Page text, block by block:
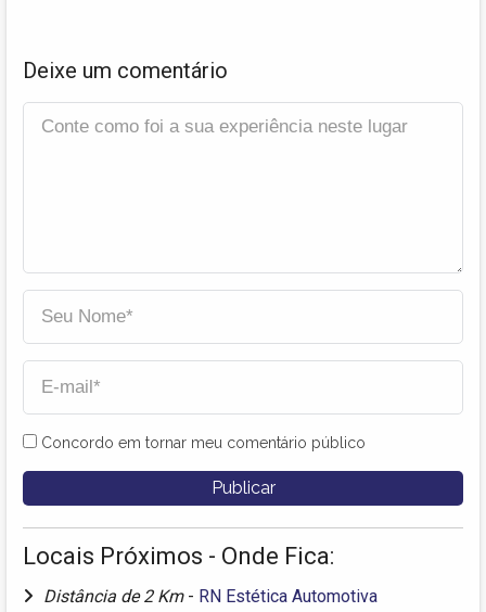
Deixe um comentário
Concordo em tornar meu comentário público
Locais Próximos - Onde Fica:
Distância de 2 Km - RN Estética Automotiva